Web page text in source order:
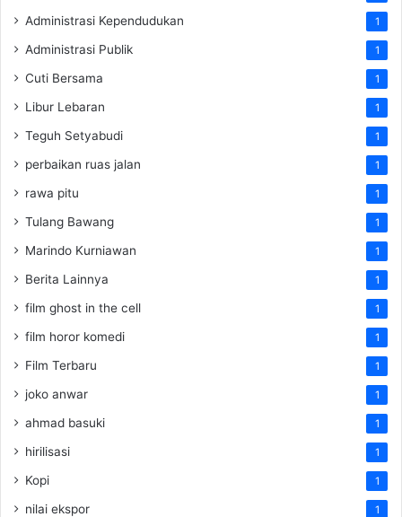
Administrasi Kependudukan 1
Administrasi Publik 1
Cuti Bersama 1
Libur Lebaran 1
Teguh Setyabudi 1
perbaikan ruas jalan 1
rawa pitu 1
Tulang Bawang 1
Marindo Kurniawan 1
Berita Lainnya 1
film ghost in the cell 1
film horor komedi 1
Film Terbaru 1
joko anwar 1
ahmad basuki 1
hirilisasi 1
Kopi 1
nilai ekspor 1